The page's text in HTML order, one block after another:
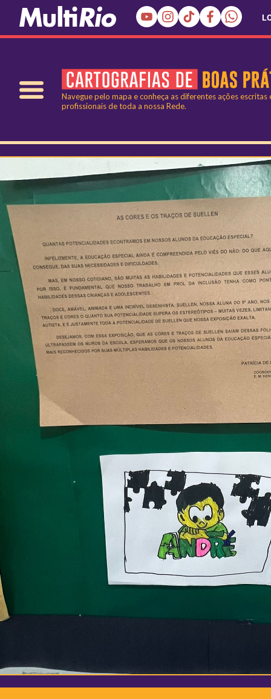
Navegue pelo mapa e conheça as diferentes ações
profissionais de toda a nossa Rede.